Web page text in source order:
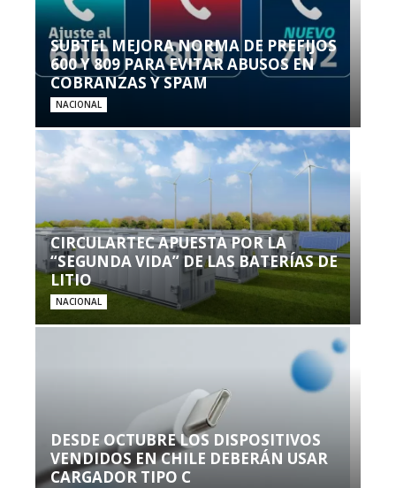
SUBTEL MEJORA NORMA DE PREFIJOS
600 Y 809 PARA EVITAR ABUSOS EN
COBRANZAS Y SPAM
NACIONAL
CIRCULARTEC APUESTA POR LA
“SEGUNDA VIDA” DE LAS BATERÍAS DE
LITIO
NACIONAL
DESDE OCTUBRE LOS DISPOSITIVOS
VENDIDOS EN CHILE DEBERÁN USAR
CARGADOR TIPO C